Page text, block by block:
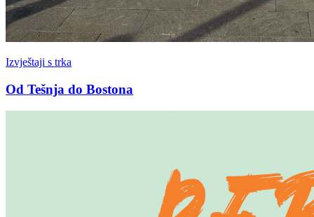
Izvještaji s trka
Od Tešnja do Bostona